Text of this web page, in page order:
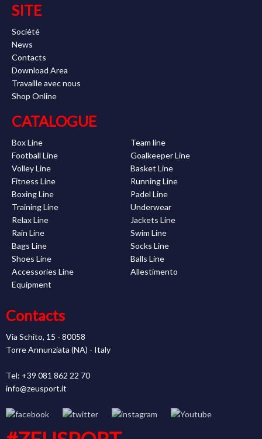
SITE
Société
News
Contacts
Download Area
Travaille avec nous
Shop Online
CATALOGUE
Box Line
Team line
Football Line
Goalkeeper Line
Volley Line
Basket Line
Fitness Line
Running Line
Boxing Line
Padel Line
Training Line
Underwear
Relax Line
Jackets Line
Rain Line
Swim Line
Bags Line
Socks Line
Shoes Line
Balls Line
Accessories Line
Allestimento
Equipment
Contacts
Via Schito, 15 - 80058
Torre Annunziata (NA) - Italy
Tel: +39 081 862 22 70
info@zeusport.it